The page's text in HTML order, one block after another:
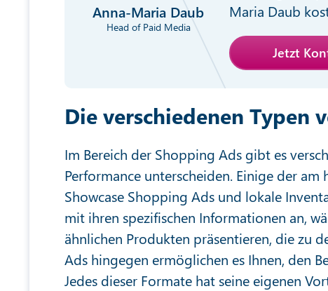
Anna-Maria Daub
Head of Paid Media
Maria Daub
Jetzt
Die verschiedenen Typen
Im Bereich der Shopping Ads gibt es
Performance unterscheiden. Einige der
Showcase Shopping Ads und lokale
mit ihren spezifischen Informationen an,
ähnlichen Produkten präsentieren, die zu
Ads hingegen ermöglichen es Ihnen, den
Jedes dieser Formate hat seine eigenen